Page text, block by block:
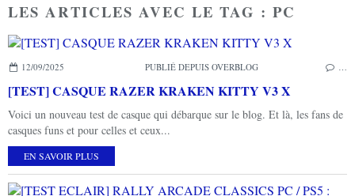
LES ARTICLES AVEC LE TAG : PC
12/09/2025 PUBLIÉ DEPUIS OVERBLOG
[TEST] CASQUE RAZER KRAKEN KITTY V3 X
Voici un nouveau test de casque qui débarque sur le blog. Et là, les fans de
casques funs et pour celles et ceux...
EN SAVOIR PLUS